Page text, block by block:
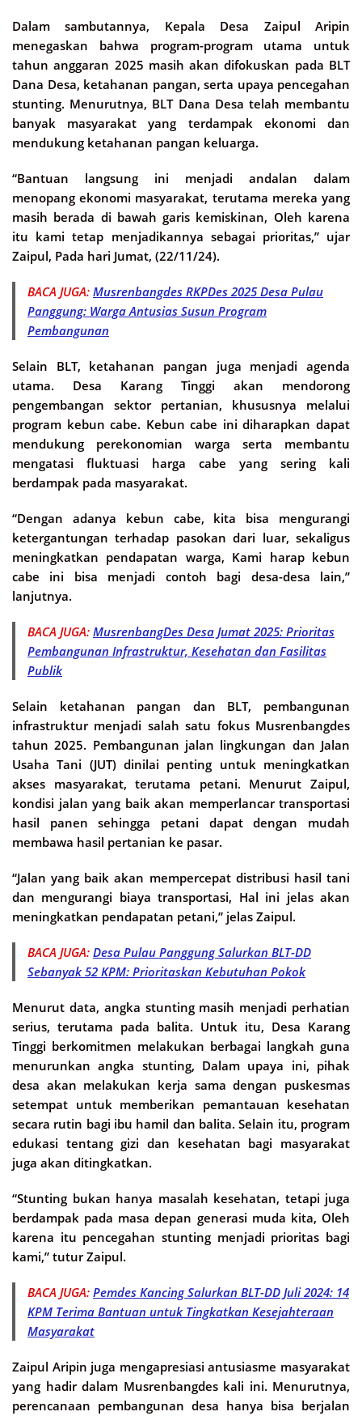
Dalam sambutannya, Kepala Desa Zaipul Aripin
menegaskan bahwa program-program utama untuk
tahun anggaran 2025 masih akan difokuskan pada BLT
Dana Desa, ketahanan pangan, serta upaya pencegahan
stunting. Menurutnya, BLT Dana Desa telah membantu
banyak masyarakat yang terdampak ekonomi dan
mendukung ketahanan pangan keluarga.
“Bantuan langsung ini menjadi andalan dalam
menopang ekonomi masyarakat, terutama mereka yang
masih berada di bawah garis kemiskinan, Oleh karena
itu kami tetap menjadikannya sebagai prioritas,” ujar
Zaipul, Pada hari Jumat, (22/11/24).
BACA JUGA: Musrenbangdes RKPDes 2025 Desa Pulau
Panggung: Warga Antusias Susun Program
Pembangunan
Selain BLT, ketahanan pangan juga menjadi agenda
utama. Desa Karang Tinggi akan mendorong
pengembangan sektor pertanian, khususnya melalui
program kebun cabe. Kebun cabe ini diharapkan dapat
mendukung perekonomian warga serta membantu
mengatasi fluktuasi harga cabe yang sering kali
berdampak pada masyarakat.
“Dengan adanya kebun cabe, kita bisa mengurangi
ketergantungan terhadap pasokan dari luar, sekaligus
meningkatkan pendapatan warga, Kami harap kebun
cabe ini bisa menjadi contoh bagi desa-desa lain,”
lanjutnya.
BACA JUGA: MusrenbangDes Desa Jumat 2025: Prioritas
Pembangunan Infrastruktur, Kesehatan dan Fasilitas
Publik
Selain ketahanan pangan dan BLT, pembangunan
infrastruktur menjadi salah satu fokus Musrenbangdes
tahun 2025. Pembangunan jalan lingkungan dan Jalan
Usaha Tani (JUT) dinilai penting untuk meningkatkan
akses masyarakat, terutama petani. Menurut Zaipul,
kondisi jalan yang baik akan memperlancar transportasi
hasil panen sehingga petani dapat dengan mudah
membawa hasil pertanian ke pasar.
“Jalan yang baik akan mempercepat distribusi hasil tani
dan mengurangi biaya transportasi, Hal ini jelas akan
meningkatkan pendapatan petani,” jelas Zaipul.
BACA JUGA: Desa Pulau Panggung Salurkan BLT-DD
Sebanyak 52 KPM: Prioritaskan Kebutuhan Pokok
Menurut data, angka stunting masih menjadi perhatian
serius, terutama pada balita. Untuk itu, Desa Karang
Tinggi berkomitmen melakukan berbagai langkah guna
menurunkan angka stunting, Dalam upaya ini, pihak
desa akan melakukan kerja sama dengan puskesmas
setempat untuk memberikan pemantauan kesehatan
secara rutin bagi ibu hamil dan balita. Selain itu, program
edukasi tentang gizi dan kesehatan bagi masyarakat
juga akan ditingkatkan.
“Stunting bukan hanya masalah kesehatan, tetapi juga
berdampak pada masa depan generasi muda kita, Oleh
karena itu pencegahan stunting menjadi prioritas bagi
kami,” tutur Zaipul.
BACA JUGA: Pemdes Kancing Salurkan BLT-DD Juli 2024: 14
KPM Terima Bantuan untuk Tingkatkan Kesejahteraan
Masyarakat
Zaipul Aripin juga mengapresiasi antusiasme masyarakat
yang hadir dalam Musrenbangdes kali ini. Menurutnya,
perencanaan pembangunan desa hanya bisa berjalan